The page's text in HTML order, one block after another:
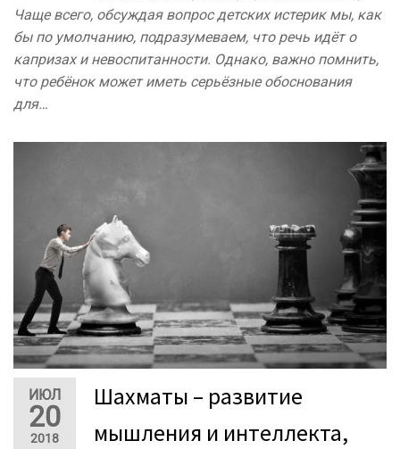
Чаще всего, обсуждая вопрос детских истерик мы, как
бы по умолчанию, подразумеваем, что речь идёт о
капризах и невоспитанности. Однако, важно помнить,
что ребёнок может иметь серьёзные обоснования
для…
ИЮЛ
20
2018
Шахматы – развитие
мышления и интеллекта,